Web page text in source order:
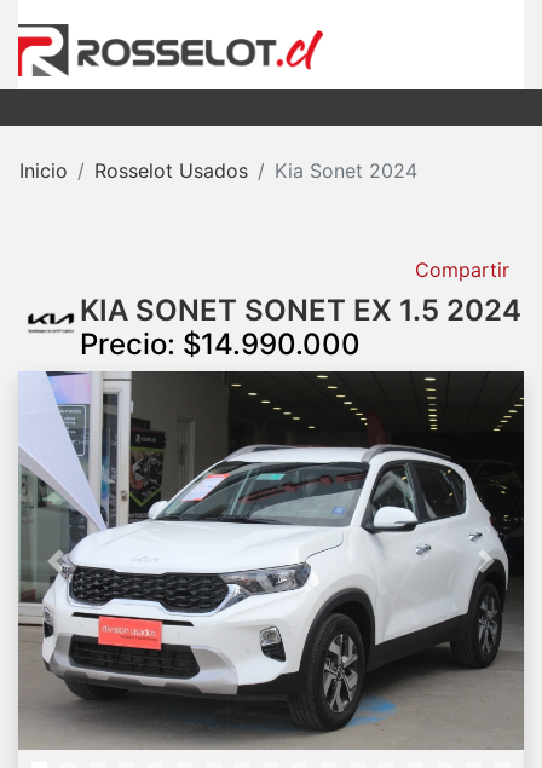
Inicio Rosselot Usados Kia Sonet 2024
Compartir
KIA SONET SONET EX 1.5 2024
Precio: $14.990.000
Previous Next